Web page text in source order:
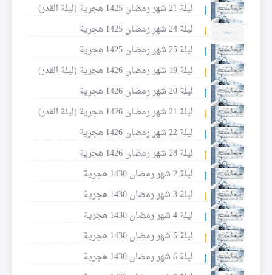
ليلة 21 شهر رمضان 1425 هجرية (ليلة القدر)
ليلة 24 شهر رمضان 1425 هجرية
ليلة 25 شهر رمضان 1425 هجرية
ليلة 19 شهر رمضان 1426 هجرية (ليلة القدر)
ليلة 20 شهر رمضان 1426 هجرية
ليلة 21 شهر رمضان 1426 هجرية (ليلة القدر)
ليلة 22 شهر رمضان 1426 هجرية
ليلة 28 شهر رمضان 1426 هجرية
ليلة 2 شهر رمضان 1430 هجرية
ليلة 3 شهر رمضان 1430 هجرية
ليلة 4 شهر رمضان 1430 هجرية
ليلة 5 شهر رمضان 1430 هجرية
ليلة 6 شهر رمضان 1430 هجرية